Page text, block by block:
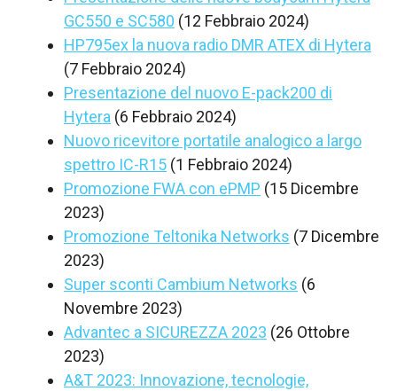
GC550 e SC580 (12 Febbraio 2024)
HP795ex la nuova radio DMR ATEX di Hytera
(7 Febbraio 2024)
Presentazione del nuovo E-pack200 di
Hytera (6 Febbraio 2024)
Nuovo ricevitore portatile analogico a largo
spettro IC-R15 (1 Febbraio 2024)
Promozione FWA con ePMP (15 Dicembre
2023)
Promozione Teltonika Networks (7 Dicembre
2023)
Super sconti Cambium Networks (6
Novembre 2023)
Advantec a SICUREZZA 2023 (26 Ottobre
2023)
A&T 2023: Innovazione, tecnologie,